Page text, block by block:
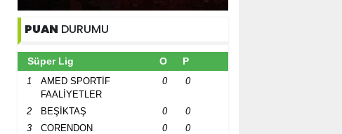
PUAN DURUMU
Süper Lig O P
1
AMED SPORTİF
FAALİYETLER
0 0
2 BEŞİKTAŞ 0
0
3
CORENDON
0 0